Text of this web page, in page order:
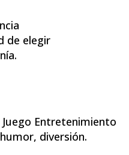
de elegir
Entretenimiento
diversión.